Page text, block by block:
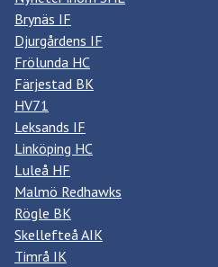
Brynäs IF
Djurgårdens IF
Frölunda HC
Färjestad BK
HV71
Leksands IF
Linköping HC
Luleå HF
Malmö Redhawks
Rögle BK
Skellefteå AIK
Timrå IK